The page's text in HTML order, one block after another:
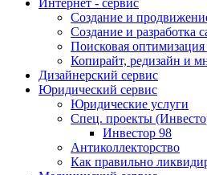
Создание и
Создание и разработка
Поисковая
Копирайт, редизайн и
Дизайнерский сервис
Юридический сервис
Юридические услуги
Спец. проекты
Инвестор 98
Антиколлекторство
Как правильно